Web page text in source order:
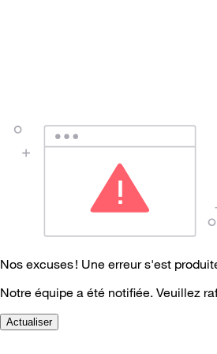
Nos excuses ! Une erreur s'est
Notre équipe a été notifiée. Veuillez
Actualiser